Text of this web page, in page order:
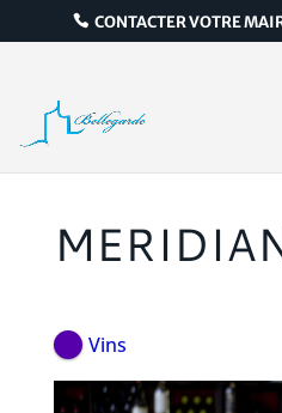
CONTACTER VOTRE
Vins